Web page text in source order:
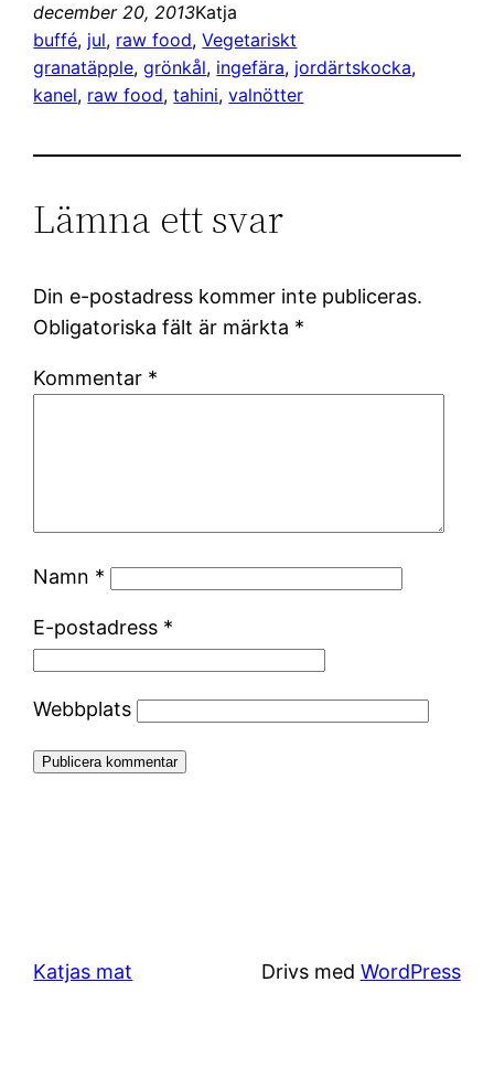
december 20, 2013Katja
buffé, jul, raw food, Vegetariskt
granatäpple, grönkål, ingefära, jordärtskocka
kanel, raw food, tahini, valnötter
Lämna ett svar
Din e-postadress kommer inte publiceras.
Obligatoriska fält är märkta *
Kommentar *
Namn *
E-postadress *
Webbplats
Katjas mat Drivs med WordPress